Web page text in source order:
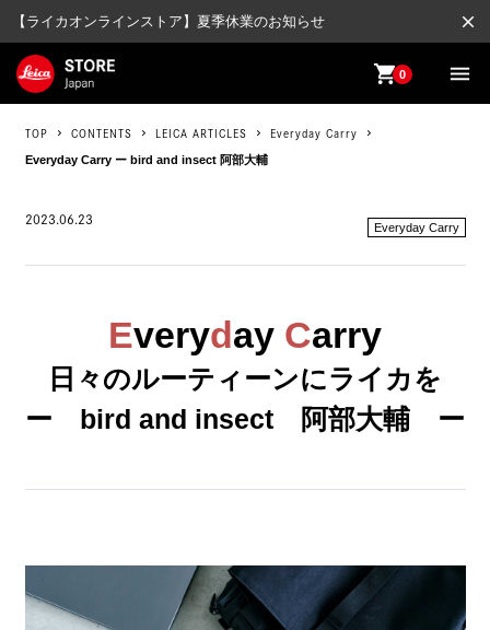
【ライカオンラインストア】夏季休業のお知らせ close
shopping_cart0 menu
TOP CONTENTS LEICA ARTICLES Everyday Carry
Everyday Carry ー bird and insect 阿部大輔
2023.06.23 Everyday Carry
Everyday Carry
日々のルーティーンにライカを
ー bird and insect 阿部大輔 ー